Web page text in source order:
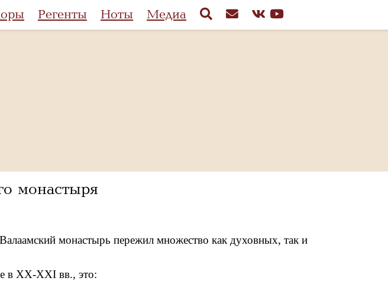
Регенты Ноты Медиа
монастыря
монастырь пережил множество как духовных, так и
в XX-XXI вв., это: